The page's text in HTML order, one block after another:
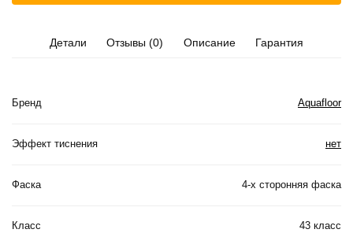
Детали Отзывы (0) Описание Гарантия
Бренд Aquafloor
Эффект тиснения нет
Фаска 4-х сторонняя фаска
Класс 43 класс